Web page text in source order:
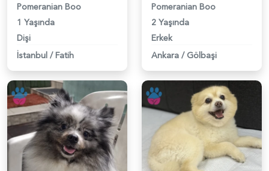
Pomeranian Boo
1 Yaşında
Dişi
İstanbul / Fatih
Pomeranian Boo
2 Yaşında
Erkek
Ankara / Gölbaşi